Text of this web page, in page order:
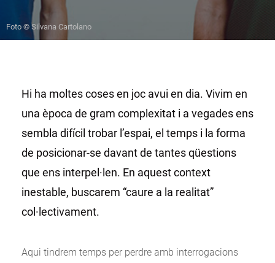
Foto © Silvana Cartolano
Hi ha moltes coses en joc avui en dia. Vivim en
una època de gram complexitat i a vegades ens
sembla difícil trobar l’espai, el temps i la forma
de posicionar-se davant de tantes qüestions
que ens interpel·len. En aquest context
inestable, buscarem “caure a la realitat”
col·lectivament.
Aqui tindrem temps per perdre amb interrogacions